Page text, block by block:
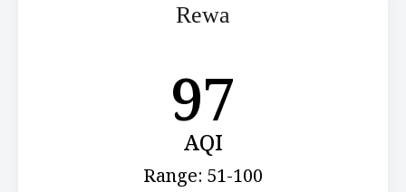
Rewa
97
AQI
Range: 51-100